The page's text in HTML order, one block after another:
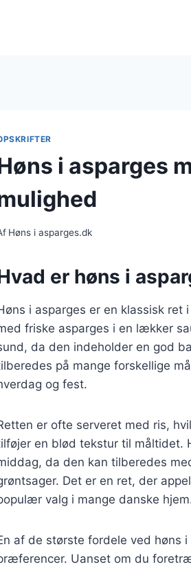
i asparges
Høns i asparges.dk
er høns i
i asparges er en klassisk ret
friske asparges i en lækker
da den indeholder en god
på mange forskellige
og fest.
er ofte serveret med ris,
en blød tekstur til måltidet.
da den kan tilberedes
Det er en ret, der
valg i mange danske
af de største fordele ved høns
Uanset om du